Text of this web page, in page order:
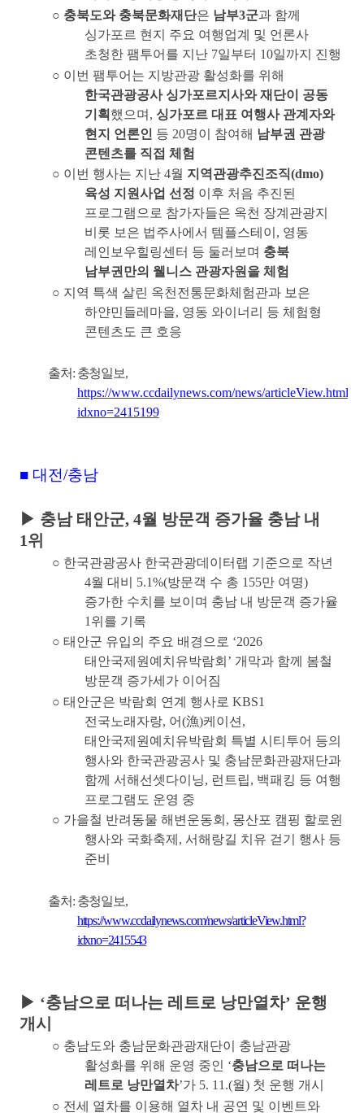
○ 충북도와 충북문화재단은 남부3군과 함께
싱가포르 현지 주요 여행업계 및 언론사
초청한 팸투어를 지난 7일부터 10일까지 진행
○ 이번 팸투어는 지방관광 활성화를 위해
한국관광공사 싱가포르지사와 재단이 공동
기획 했으며 , 싱가포르 대표 여행사 관계자와
현지 언론인 등 20명이 참여해 남부권 관광
콘텐츠를 직접 체험
○ 이번 행사는 지난 4월 지역관광추진조직(dmo)
육성 지원사업 선정 이후 처음 추진된
프로그램으로 참가자들은 옥천 장계관광지
비롯 보은 법주사에서 템플스테이 , 영동
레인보우힐링센터 등 둘러보며 충북
남부권만의 웰니스 관광자원을 체험
○ 지역 특색 살린 옥천전통문화체험관과 보은
하얀민들레마을, 영동 와이너리 등 체험형
콘텐츠도 큰 호응
출처: 충청일보,
https://www.ccdailynews.com/news/articleView.html?
idxno=2415199
■ 대전/충남
▶ 충남 태안군, 4월 방문객 증가율 충남 내
1위
○ 한국관광공사 한국관광데이터랩 기준으로 작년
4월 대비 5.1%(방문객 수 총 155만 여명)
증가한 수치를 보이며 충남 내 방문객 증가율
1 위를 기록
○ 태안군 유입의 주요 배경으로 ‘2026
태안국제원예치유박람회 ’ 개막과 함께 봄철
방문객 증가세가 이어짐
○ 태안군은 박람회 연계 행사로 KBS1
전국노래자랑, 어(漁)케이션 ,
태안국제원예치유박람회 특별 시티투어 등의
행사와 한국관광공사 및 충남문화관광재단과
함께 서해선셋다이닝, 런트립, 백패킹 등 여행
프로그램도 운영 중
○ 가을철 반려동물 해변운동회 , 몽산포 캠핑 할로윈
행사와 국화축제 , 서해랑길 치유 걷기 행사 등
준비
출처: 충청일보,
https://www.ccdailynews.com/news/articleView.html?
idxno=2415543
▶ ‘충남으로 떠나는 레트로 낭만열차’ 운행
개시
○ 충남도와 충남문화관광재단이 충남관광
활성화를 위해 운영 중인 ‘충남으로 떠나는
레트로 낭만열차’가 5. 11.(월) 첫 운행 개시
○ 전세 열차를 이용해 열차 내 공연 및 이벤트와